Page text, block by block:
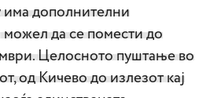
има дополнителни
можел да се помести до
Целосното пуштање во
од Кичево до излезот кај